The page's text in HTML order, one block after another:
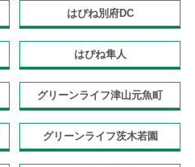
はぴね別府DC
はぴね隼人
グリーンライフ津山元魚町
グリーンライフ茨木若園